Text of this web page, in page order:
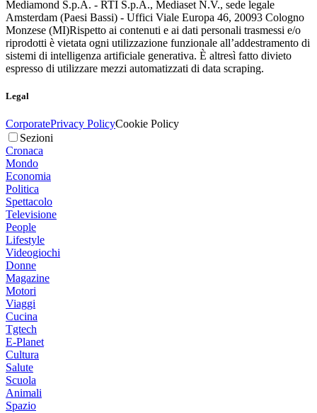
Mediamond S.p.A. - RTI S.p.A., Mediaset N.V., sede legale
Amsterdam (Paesi Bassi) - Uffici Viale Europa 46, 20093 Cologno
Monzese (MI)Rispetto ai contenuti e ai dati personali trasmessi e/o
riprodotti è vietata ogni utilizzazione funzionale all’addestramento di
sistemi di intelligenza artificiale generativa. È altresì fatto divieto
espresso di utilizzare mezzi automatizzati di data scraping.
Legal
CorporatePrivacy PolicyCookie Policy
Sezioni
Cronaca
Mondo
Economia
Politica
Spettacolo
Televisione
People
Lifestyle
Videogiochi
Donne
Magazine
Motori
Viaggi
Cucina
Tgtech
E-Planet
Cultura
Salute
Scuola
Animali
Spazio